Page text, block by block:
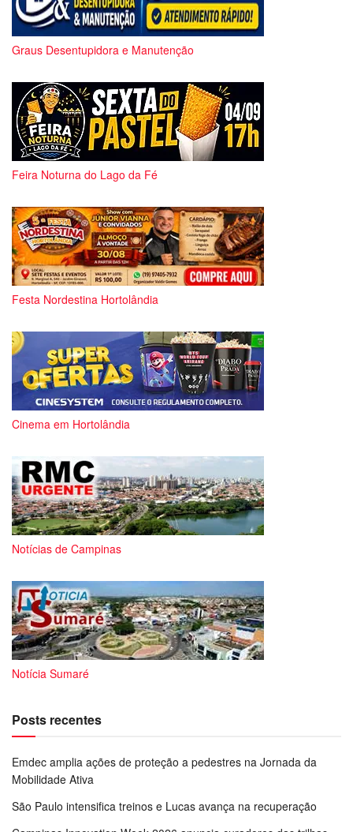
Graus Desentupidora e Manutenção
Feira Noturna do Lago da Fé
Festa Nordestina Hortolândia
Cinema em Hortolândia
Notícias de Campinas
Notícia Sumaré
Posts recentes
Emdec amplia ações de proteção a pedestres na Jornada da
Mobilidade Ativa
São Paulo intensifica treinos e Lucas avança na recuperação